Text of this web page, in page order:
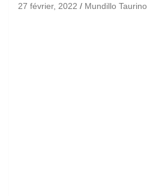
27 février, 2022 Mundillo Taurino